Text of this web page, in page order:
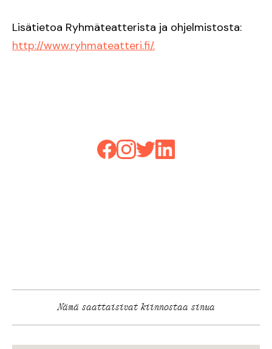
Lisätietoa Ryhmäteatterista ja ohjelmistosta:
http://www.ryhmateatteri.fi/.
Nämä saattaisivat kiinnostaa sinua